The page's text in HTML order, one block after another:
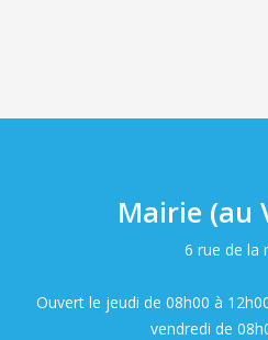
Mairie (au
6 rue de la
Ouvert le jeudi de 08h00 à
vendredi de